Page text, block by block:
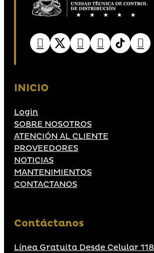
INICIO
Login
SOBRE NOSOTROS
ATENCIÓN AL CLIENTE
PROVEEDORES
NOTICIAS
MANTENIMIENTOS
CONTACTANOS
Contáctanos
Línea Gratuita Desde Celular 118